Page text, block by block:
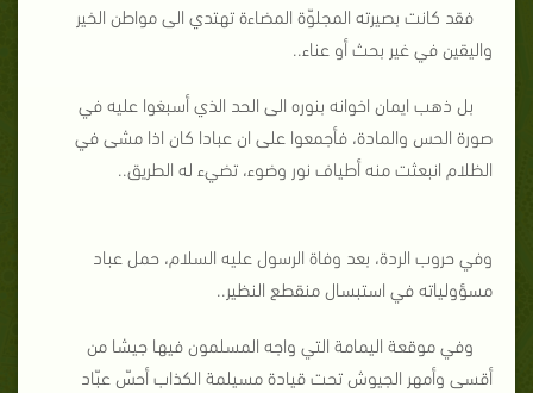
فقد كانت بصيرته المجلوّة المضاءة تهتدي الى مواطن الخير
واليقين في غير بحث أو عناء..
بل ذهب ايمان اخوانه بنوره الى الحد الذي أسبغوا عليه في
صورة الحس والمادة، فأجمعوا على ان عبادا كان اذا مشى في
الظلام انبعثت منه أطياف نور وضوء، تضيء له الطريق..
وفي حروب الردة، بعد وفاة الرسول عليه السلام، حمل عباد
مسؤولياته في استبسال منقطع النظير..
وفي موقعة اليمامة التي واجه المسلمون فيها جيشا من
أقسى وأمهر الجيوش تحت قيادة مسيلمة الكذاب أحسّ عبّاد